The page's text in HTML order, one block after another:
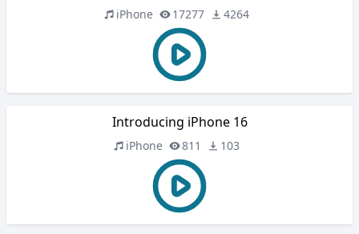
iPhone 17277 4264
Introducing iPhone 16
iPhone 811 103